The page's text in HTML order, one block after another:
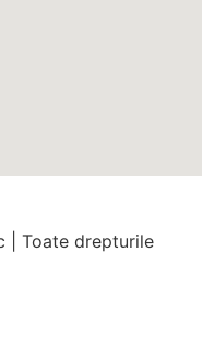
| Toate drepturile